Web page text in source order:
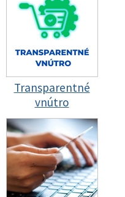
Transparentné
vnútro